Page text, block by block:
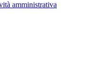
amministrativa